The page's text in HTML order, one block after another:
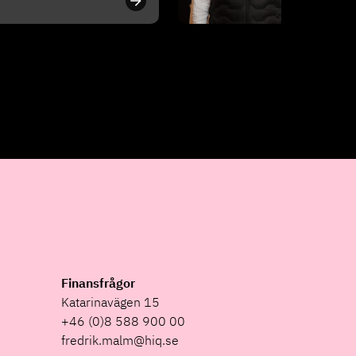
Finansfrågor
Katarinavägen 15
+46 (0)8 588 900 00
fredrik.malm@hiq.se